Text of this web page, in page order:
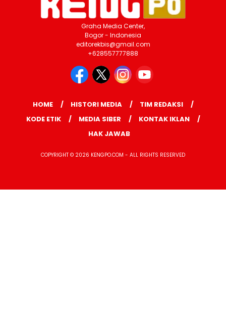
Graha Media Center,
Bogor - Indonesia
editorekbis@gmail.com
+628557777888
HOME HISTORI MEDIA
TIM REDAKSI
KODE ETIK
MEDIA SIBER
KONTAK IKLAN
HAK JAWAB
COPYRIGHT © 2026 KENGPO.COM - ALL RIGHTS RESERVED